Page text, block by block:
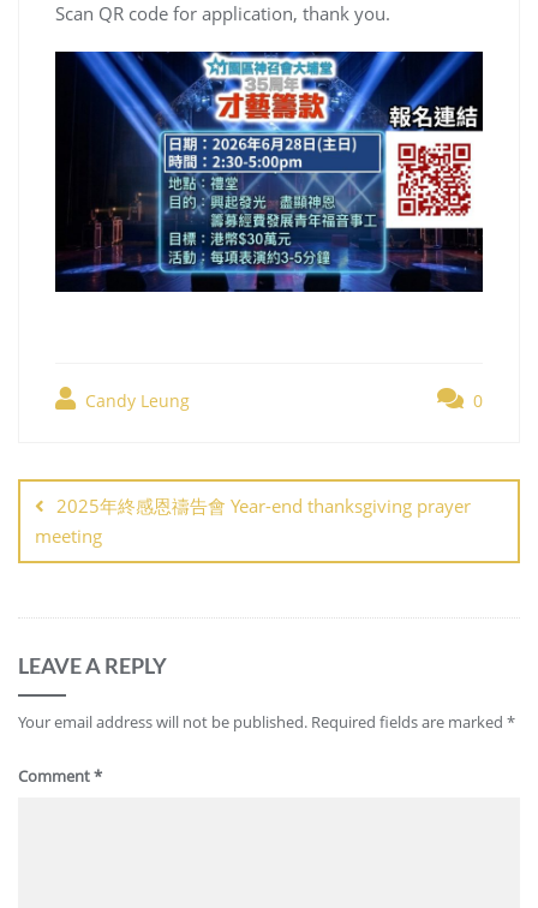
Scan QR code for application, thank you.
Candy Leung 0
navigation
2025年終感恩禱告會 Year-end thanksgiving prayer
meeting
LEAVE A REPLY
Your email address will not be published. Required fields are marked *
Comment*